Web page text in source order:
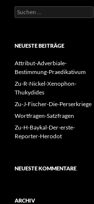
Suchen
nach:
NEUESTE BEITRÄGE
Attribut-Adverbiale-
Bestimmung-Praedikativum
Zu-R-Nickel-Xenophon-
Thukydides
Zu-J-Fischer-Die-Perserkriege
Wortfragen-Satzfragen
Zu-H-Baykal-Der-erste-
Reporter-Herodot
NEUESTE KOMMENTARE
ARCHIV